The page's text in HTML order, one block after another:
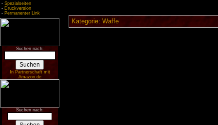
- Spezialseiten
- Druckversion
- Permanenter Link
Suchen nach:
In Partnerschaft mit
Amazon.de
Suchen nach:
Kategorie: Waffe